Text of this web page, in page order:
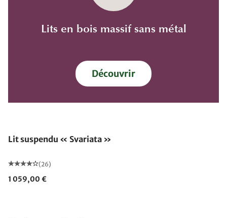
Lits en bois massif sans métal
Découvrir
Lit suspendu « Svariata »
(26)
1 059,00 €